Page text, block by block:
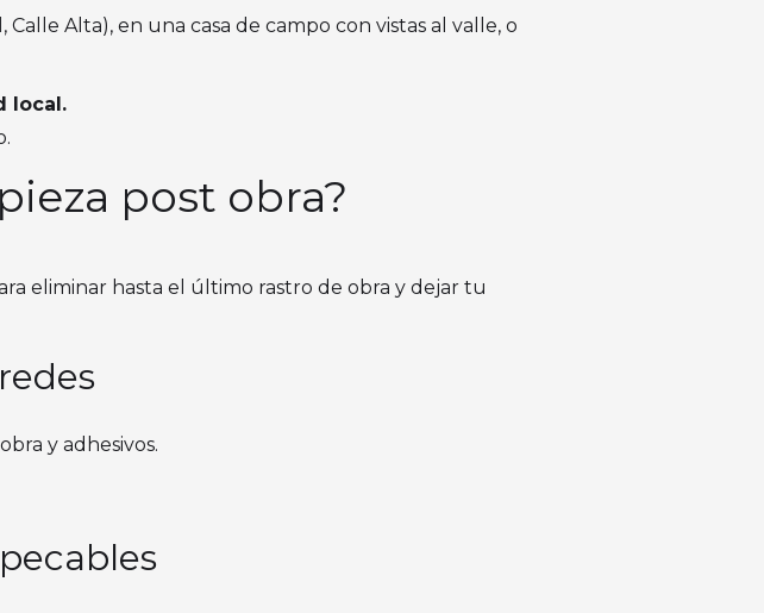
Alta), en una casa de campo con vistas al valle, o
local.
post obra?
eliminar hasta el último rastro de obra y dejar tu
y adhesivos.